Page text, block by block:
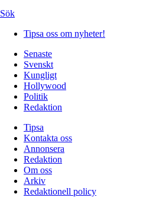
Sök
Tipsa oss om nyheter!
Senaste
Svenskt
Kungligt
Hollywood
Politik
Redaktion
Tipsa
Kontakta oss
Annonsera
Redaktion
Om oss
Arkiv
Redaktionell policy